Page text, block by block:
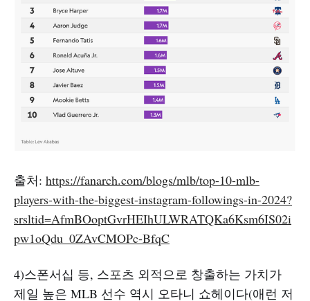
출처: https://fanarch.com/blogs/mlb/top-10-mlb-
players-with-the-biggest-instagram-followings-in-2024?
srsltid=AfmBOoptGvrHEIhULWRATQKa6Ksm6IS02i
pw1oQdu_0ZAvCMOPc-BfqC
4)스폰서십 등, 스포츠 외적으로 창출하는 가치가
제일 높은 MLB 선수 역시 오타니 쇼헤이다(애런 저